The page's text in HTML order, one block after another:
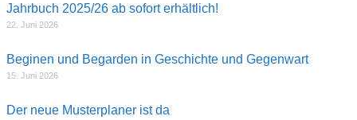
Jahrbuch 2025/26 ab sofort erhältlich!
22. Juni 2026
Beginen und Begarden in Geschichte und Gegenwart
15. Juni 2026
Der neue Musterplaner ist da